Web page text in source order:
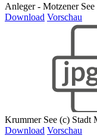
Anleger - Motzener
Download Vorschau
Krummer See (c)
Download Vorschau